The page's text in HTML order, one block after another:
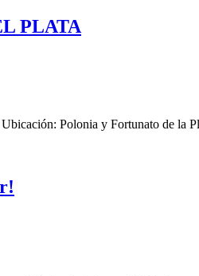
PLATA
Polonia y Fortunato de la